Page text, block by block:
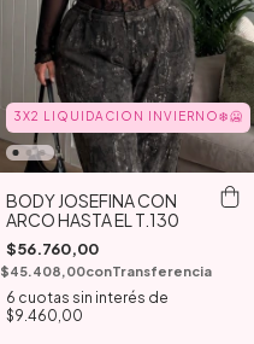
3X2 LIQUIDACION INVIERNO❄️🥶
BODY JOSEFINA CON
ARCO HASTA EL T.130
$56.760,00
$45.408,00conTransferencia
6 cuotas sin interés de
$9.460,00